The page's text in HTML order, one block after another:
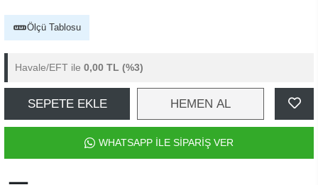
Ölçü Tablosu
Havale/EFT ile 0,00 TL (%3)
SEPETE EKLE HEMEN AL
WHATSAPP İLE SİPARİŞ VER